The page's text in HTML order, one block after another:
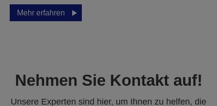
Mehr erfahren
Nehmen Sie Kontakt auf!
Unsere Experten sind hier, um Ihnen zu helfen, die